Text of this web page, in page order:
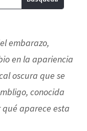
embarazo,
en la apariencia
oscura que se
conocida
qué aparece esta